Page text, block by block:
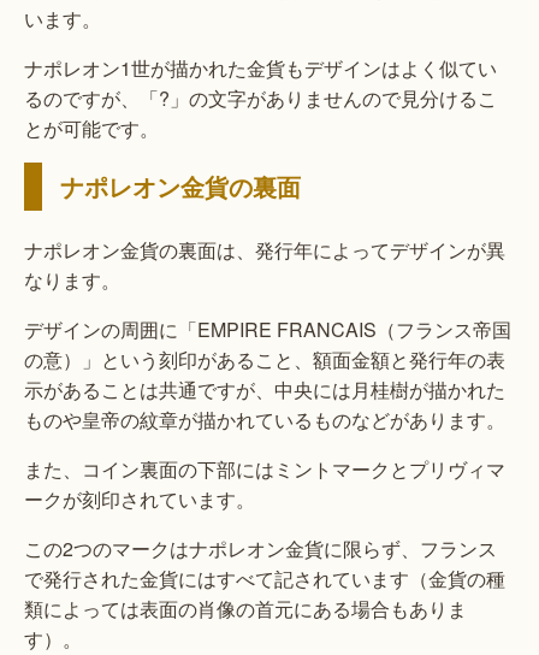
います。
ナポレオン1世が描かれた金貨もデザインはよく似てい
るのですが、「?」の文字がありませんので見分けるこ
とが可能です。
ナポレオン金貨の裏面
ナポレオン金貨の裏面は、発行年によってデザインが異
なります。
デザインの周囲に「EMPIRE FRANCAIS（フランス帝国
の意）」という刻印があること、額面金額と発行年の表
示があることは共通ですが、中央には月桂樹が描かれた
ものや皇帝の紋章が描かれているものなどがあります。
また、コイン裏面の下部にはミントマークとプリヴィマ
ークが刻印されています。
この2つのマークはナポレオン金貨に限らず、フランス
で発行された金貨にはすべて記されています（金貨の種
類によっては表面の肖像の首元にある場合もありま
す）。